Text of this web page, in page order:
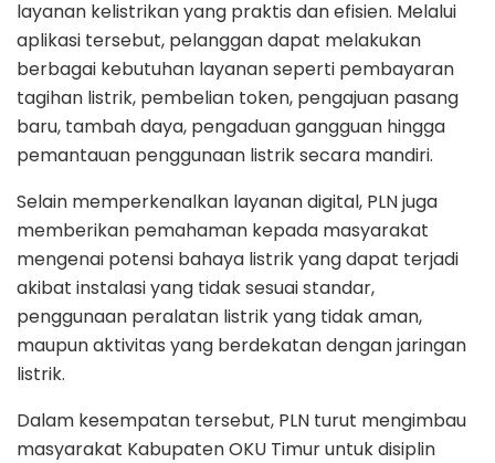
layanan kelistrikan yang praktis dan efisien. Melalui
aplikasi tersebut, pelanggan dapat melakukan
berbagai kebutuhan layanan seperti pembayaran
tagihan listrik, pembelian token, pengajuan pasang
baru, tambah daya, pengaduan gangguan hingga
pemantauan penggunaan listrik secara mandiri.
Selain memperkenalkan layanan digital, PLN juga
memberikan pemahaman kepada masyarakat
mengenai potensi bahaya listrik yang dapat terjadi
akibat instalasi yang tidak sesuai standar,
penggunaan peralatan listrik yang tidak aman,
maupun aktivitas yang berdekatan dengan jaringan
listrik.
Dalam kesempatan tersebut, PLN turut mengimbau
masyarakat Kabupaten OKU Timur untuk disiplin